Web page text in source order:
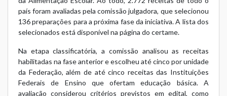
país foram avaliadas pela comissão julgadora, que selecionou
136 preparações para a próxima fase da iniciativa. A lista dos
selecionados está disponível na página do certame.
Na etapa classificatória, a comissão analisou as receitas
habilitadas na fase anterior e escolheu até cinco por unidade
da Federação, além de até cinco receitas das Instituições
Federais de Ensino que ofertam educação básica. A
avaliação considerou critérios previstos em edital, como